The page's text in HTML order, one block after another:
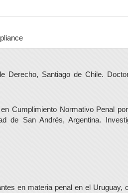
Derecho, Santiago de Chile.
Cumplimiento Normativo Penal
de San Andrés, Argentina.
en materia penal en el Uruguay,